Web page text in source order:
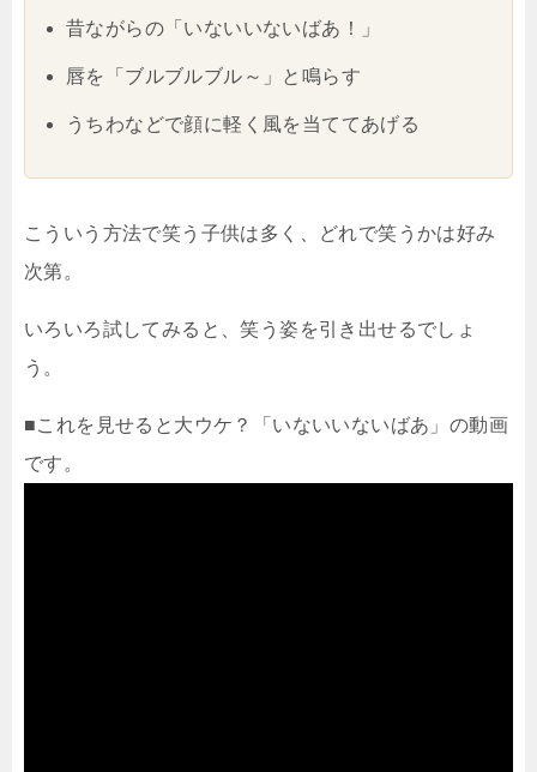
昔ながらの「いないいないばあ！」
唇を「ブルブルブル～」と鳴らす
うちわなどで顔に軽く風を当ててあげる
こういう方法で笑う子供は多く、どれで笑うかは好み
次第。
いろいろ試してみると、笑う姿を引き出せるでしょ
う。
■これを見せると大ウケ？「いないいないばあ」の動画
です。